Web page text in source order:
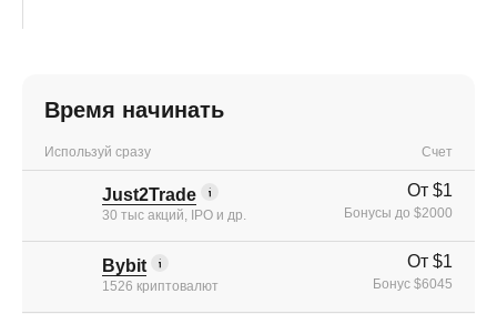
Время начинать
Используй сразу Счет
Just2Trade
30 тыс акций, IPO и др.
От $1
Бонусы до $2000
Bybit
1526 криптовалют
От $1
Бонус $6045